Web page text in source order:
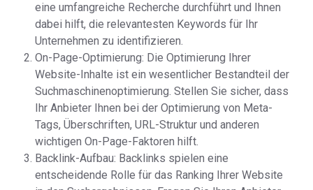
eine umfangreiche Recherche durchführt und Ihnen
dabei hilft, die relevantesten Keywords für Ihr
Unternehmen zu identifizieren.
On-Page-Optimierung: Die Optimierung Ihrer
Website-Inhalte ist ein wesentlicher Bestandteil der
Suchmaschinenoptimierung. Stellen Sie sicher, dass
Ihr Anbieter Ihnen bei der Optimierung von Meta-
Tags, Überschriften, URL-Struktur und anderen
wichtigen On-Page-Faktoren hilft.
Backlink-Aufbau: Backlinks spielen eine
entscheidende Rolle für das Ranking Ihrer Website